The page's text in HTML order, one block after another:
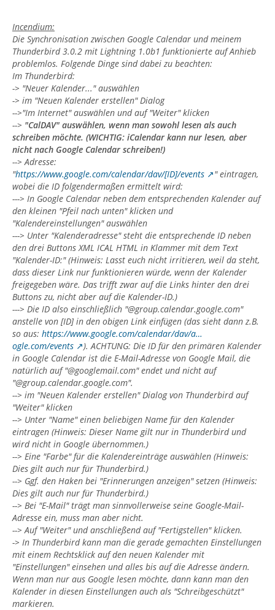
Incendium:
Die Synchronisation zwischen Google Calendar und meinem
Thunderbird 3.0.2 mit Lightning 1.0b1 funktionierte auf Anhieb
problemlos. Folgende Dinge sind dabei zu beachten:
Im Thunderbird:
-> "Neuer Kalender..." auswählen
-> im "Neuen Kalender erstellen" Dialog
-->"Im Internet" auswählen und auf "Weiter" klicken
--> "CalDAV" auswählen, wenn man sowohl lesen als auch
schreiben möchte. (WICHTIG: iCalendar kann nur lesen, aber
nicht nach Google Calendar schreiben!)
--> Adresse:
"https://www.google.com/calendar/dav/[ID]/events
" eintragen,
wobei die ID folgendermaßen ermittelt wird:
---> In Google Calendar neben dem entsprechenden Kalender auf
den kleinen "Pfeil nach unten" klicken und
"Kalendereinstellungen" auswählen
---> Unter "Kalenderadresse" steht die entsprechende ID neben
den drei Buttons XML ICAL HTML in Klammer mit dem Text
"Kalender-ID:" (Hinweis: Lasst euch nicht irritieren, weil da steht,
dass dieser Link nur funktionieren würde, wenn der Kalender
freigegeben wäre. Das trifft zwar auf die Links hinter den drei
Buttons zu, nicht aber auf die Kalender-ID.)
---> Die ID also einschließlich "@group.calendar.google.com"
anstelle von [ID] in den obigen Link einfügen (das sieht dann z.B.
so aus: https://www.google.com/calendar/dav/a…
ogle.com/events
). ACHTUNG: Die ID für den primären Kalender
in Google Calendar ist die E-Mail-Adresse von Google Mail, die
natürlich auf "@googlemail.com" endet und nicht auf
"@group.calendar.google.com".
--> im "Neuen Kalender erstellen" Dialog von Thunderbird auf
"Weiter" klicken
--> Unter "Name" einen beliebigen Name für den Kalender
eintragen (Hinweis: Dieser Name gilt nur in Thunderbird und
wird nicht in Google übernommen.)
--> Eine "Farbe" für die Kalendereinträge auswählen (Hinweis:
Dies gilt auch nur für Thunderbird.)
--> Ggf. den Haken bei "Erinnerungen anzeigen" setzen (Hinweis:
Dies gilt auch nur für Thunderbird.)
--> Bei "E-Mail" trägt man sinnvollerweise seine Google-Mail-
Adresse ein, muss man aber nicht.
--> Auf "Weiter" und anschließend auf "Fertigstellen" klicken.
-> In Thunderbird kann man die gerade gemachten Einstellungen
mit einem Rechtsklick auf den neuen Kalender mit
"Einstellungen" einsehen und alles bis auf die Adresse ändern.
Wenn man nur aus Google lesen möchte, dann kann man den
Kalender in diesen Einstellungen auch als "Schreibgeschützt"
markieren.